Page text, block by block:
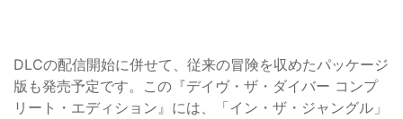
DLCの配信開始に併せて、従来の冒険を収めたパッケージ
版も発売予定です。この『デイヴ・ザ・ダイバー コンプ
リート・エディション』には、「イン・ザ・ジャングル」